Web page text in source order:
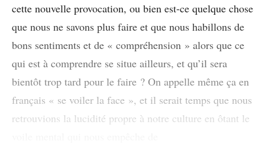
cette nouvelle provocation, ou bien est-ce quelque chose
que nous ne savons plus faire et que nous habillons de
bons sentiments et de « compréhension » alors que ce
qui est à comprendre se situe ailleurs, et qu’il sera
bientôt trop tard pour le faire ? On appelle même ça en
français « se voiler la face », et il serait temps que nous
retrouvions la lucidité propre à notre culture en ôtant le